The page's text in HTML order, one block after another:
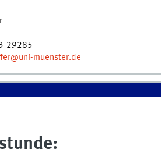
29285
muenster.de